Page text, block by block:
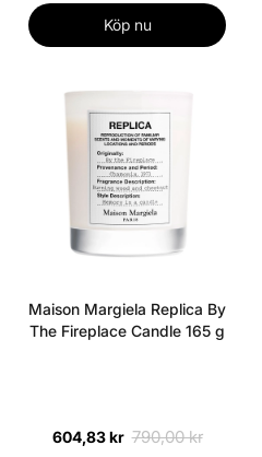
Köp nu
Maison Margiela Replica By
The Fireplace Candle 165 g
604,83 kr 790,00 kr